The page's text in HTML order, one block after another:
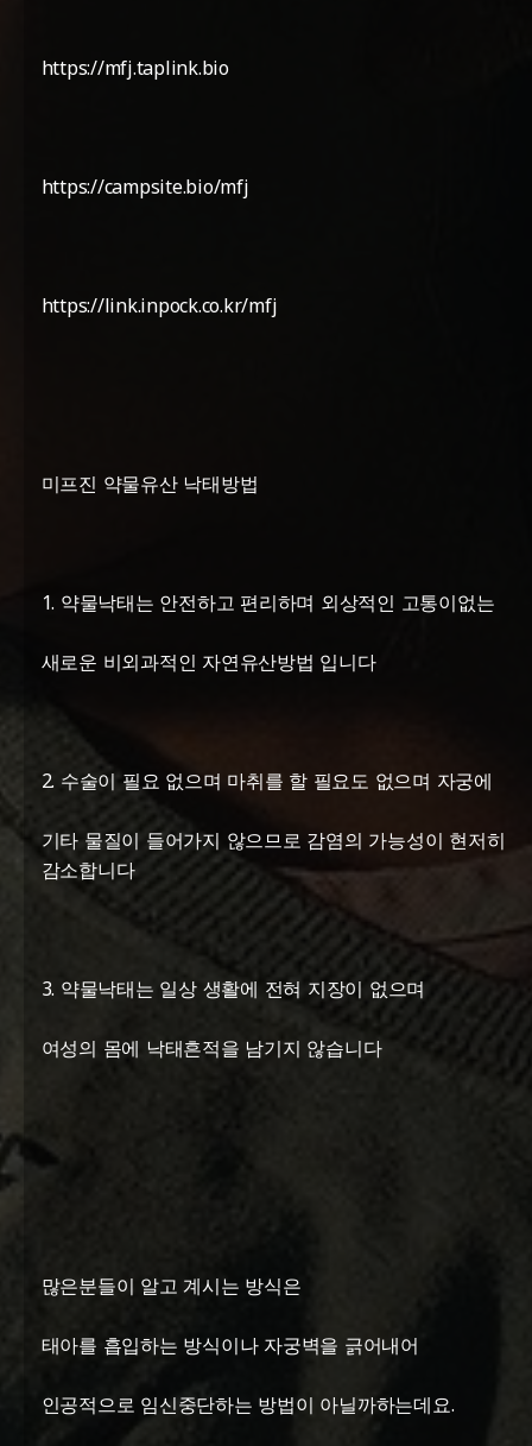
https://mfj.taplink.bio
https://campsite.bio/mfj
https://link.inpock.co.kr/mfj
미프진 약물유산 낙태방법
1. 약물낙태는 안전하고 편리하며 외상적인 고통이없는
새로운 비외과적인 자연유산방법 입니다
2. 수술이 필요 없으며 마취를 할 필요도 없으며 자궁에
기타 물질이 들어가지 않으므로 감염의 가능성이 현저히
감소합니다
3. 약물낙태는 일상 생활에 전혀 지장이 없으며
여성의 몸에 낙태흔적을 남기지 않습니다
많은분들이 알고 계시는 방식은
태아를 흡입하는 방식이나 자궁벽을 긁어내어
인공적으로 임신중단하는 방법이 아닐까하는데요.